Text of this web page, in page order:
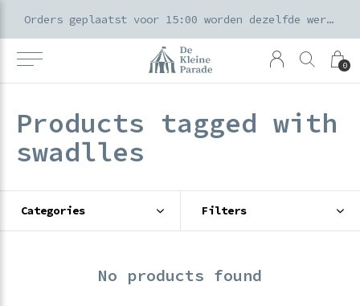
0
Orders geplaatst voor 15:00 worden dezelfde werkdag verzonden
Products tagged with
swadlles
Categories Filters
No products found